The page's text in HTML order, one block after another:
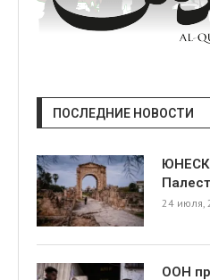
ПОСЛЕДНИЕ НОВОСТИ
24 июля,
ООН